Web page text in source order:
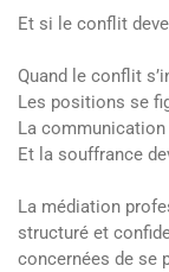
Et si le conflit
Quand le conflit
Les positions se
La
Et la souffrance
La médiation
structuré et
concernées de se